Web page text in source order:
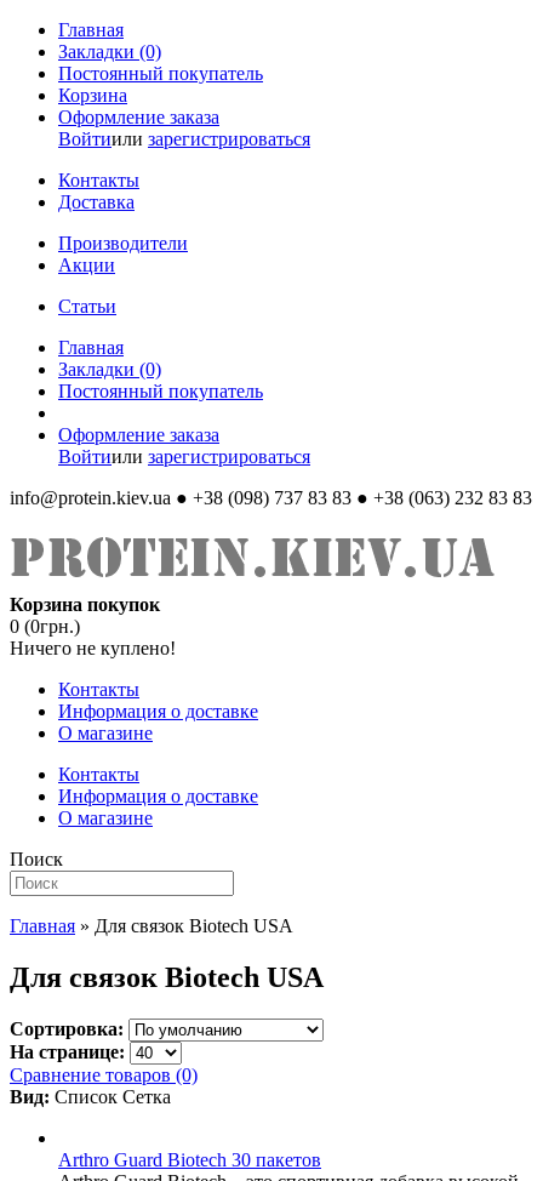
Главная
Закладки (0)
Постоянный покупатель
Корзина
Оформление заказа
Войтиили зарегистрироваться
Контакты
Доставка
Производители
Акции
Статьи
Главная
Закладки (0)
Постоянный покупатель
Оформление заказа
Войтиили зарегистрироваться
info@protein.kiev.ua ● +38 (098) 737 83 83 ● +38 (063) 232 83 83
Корзина покупок
0 (0грн.)
Ничего не куплено!
Контакты
Информация о доставке
О магазине
Контакты
Информация о доставке
О магазине
Поиск
Главная » Для связок Biotech USA
Для связок Biotech USA
Сортировка:
На странице:
Сравнение товаров (0)
Вид: Список Сетка
Arthro Guard Biotech 30 пакетов